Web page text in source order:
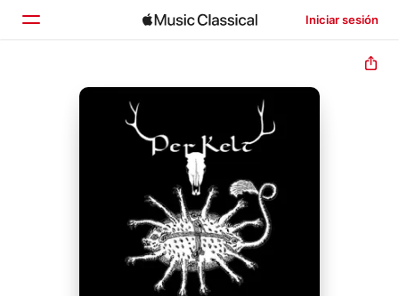
Iniciar sesión
Inicio